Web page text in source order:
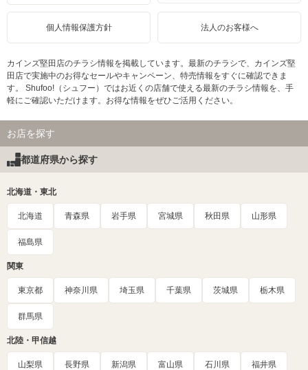
個人情報保護方針 法人のお客様へ
カインズ堅田店のチラシ情報を掲載しています。最新のチラシで、カインズ堅
田店で実施中のお得なセールやキャンペーン、特売情報をすぐに確認できま
す。 Shufoo!（シュフー）ではお近くの店舗で使える最新のチラシ情報を、手
軽にご確認いただけます。お得な情報をぜひご活用ください。
お店を探す
都道府県から探す
北海道・東北
北海道 青森県 岩手県 宮城県 秋田県 山形県
福島県
関東
東京都 神奈川県 埼玉県 千葉県 茨城県 栃木県
群馬県
北陸・甲信越
山梨県 長野県 新潟県 富山県 石川県 福井県